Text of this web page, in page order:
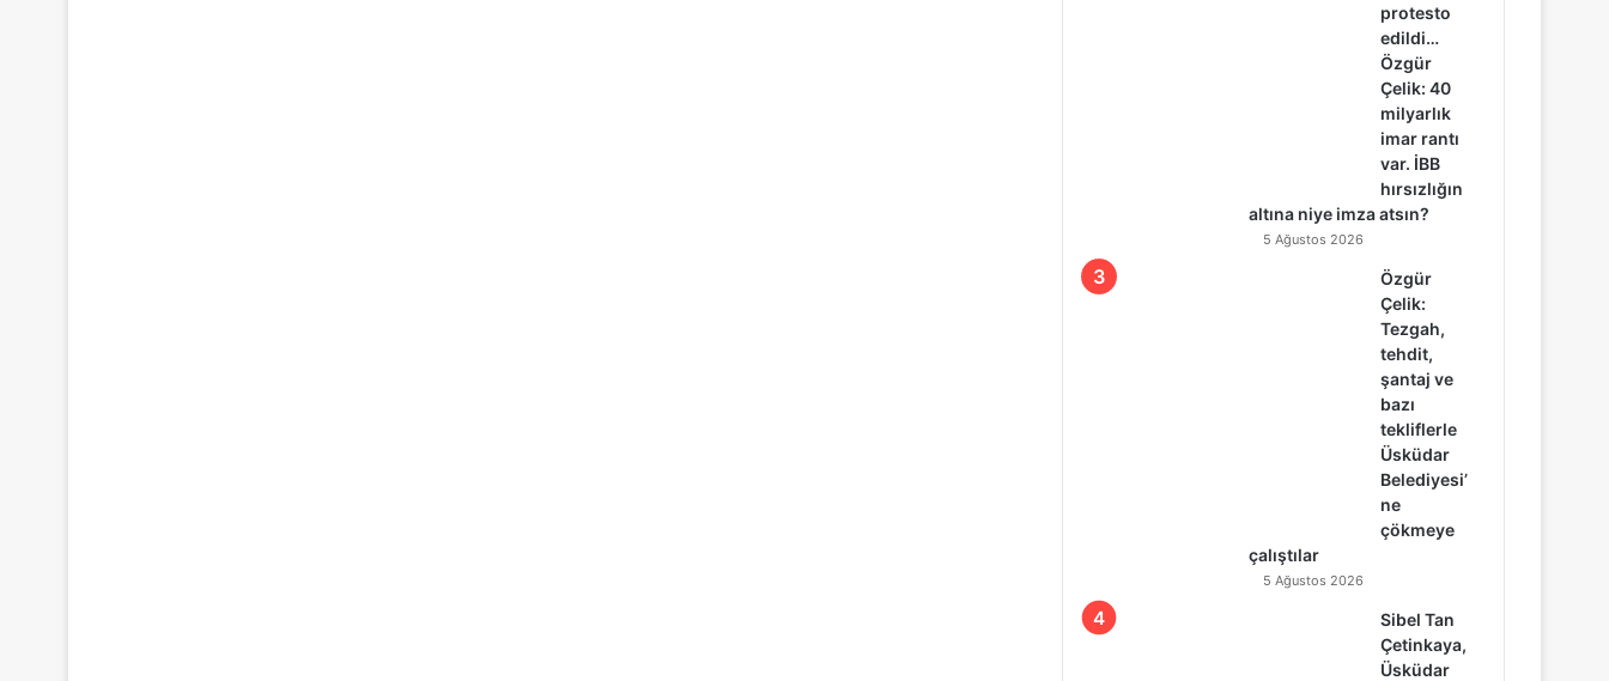
protesto
edildi…
Özgür
Çelik: 40
milyarlık
imar rantı
var. İBB
hırsızlığın
altına niye imza atsın?
5 Ağustos 2026
Özgür
Çelik:
Tezgah,
tehdit,
şantaj ve
bazı
tekliflerle
Üsküdar
Belediyesi’
ne
çökmeye
çalıştılar
5 Ağustos 2026
Sibel Tan
Çetinkaya,
Üsküdar